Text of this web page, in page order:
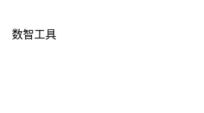
数智工具